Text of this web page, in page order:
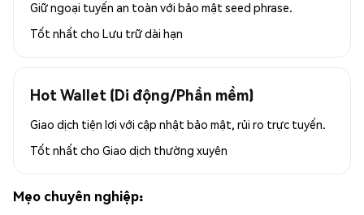
Giữ ngoại tuyến an toàn với bảo mật seed phrase.
Tốt nhất cho Lưu trữ dài hạn
Hot Wallet (Di động/Phần mềm)
Giao dịch tiện lợi với cập nhật bảo mật, rủi ro trực tuyến.
Tốt nhất cho Giao dịch thường xuyên
Mẹo chuyên nghiệp: